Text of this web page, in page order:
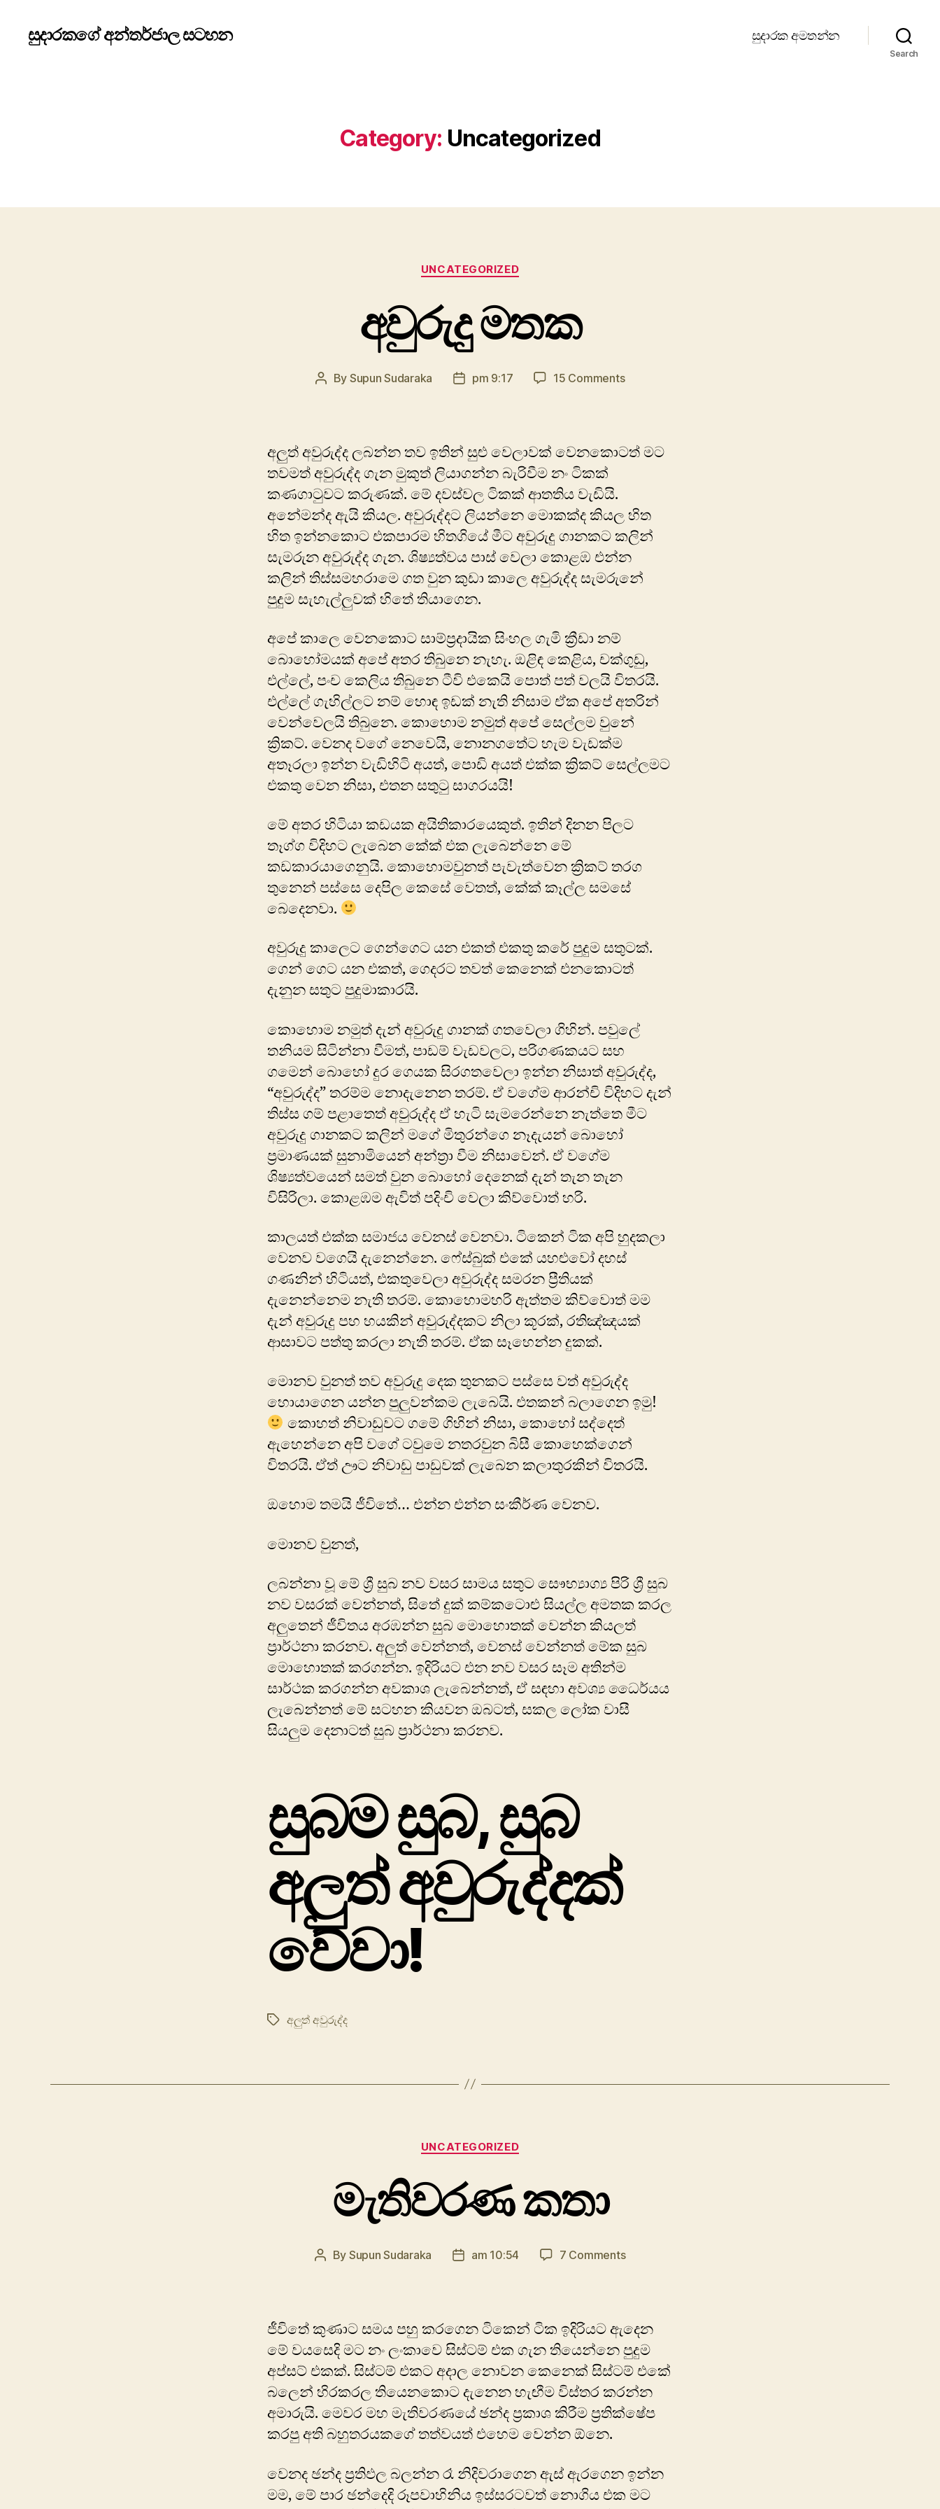
සුදාරකගේ අන්තර්ජාල සටහන සුදාරක අමතන්න
Search
Category: Uncategorized
Categories
UNCATEGORIZED
අවුරුදු මතක
Post
By Supun Sudaraka
Postpm 9:17 15 Commentson
අලුත් අවුරුද්ද ලබන්න තව ඉතින් සුළු වෙලාවක් වෙනකොටත් මට
තවමත් ‍අවුරුද්ද ගැන මුකුත් ලියාගන්න බැරිවීම නං ටිකක්
කණගාටුවට කරුණක්. මේ දවස්වල ටිකක් ආතතිය වැඩියි.
අනේමන්ද ඇයි කියල. අවුරුද්දට ලියන්නෙ මොකක්ද කියල හිත
හිත ඉන්නකොට එකපාරම හිතගියේ මීට අවුරුදු ගානකට කලින්
සැමරුන අවුරුද්ද ගැන. ශිෂ්‍යත්වය පාස් වෙලා කොළඹ එන්න
කලින් තිස්සමහරා‍මෙ ගත වුන කුඩා කාලෙ අවුරුද්ද සැම‍රුනේ
පුදුම සැහැල්ලුවක් හිතේ තියාගෙන.
අපේ කාලෙ වෙනකොට සාම්ප්‍රදායික සිංහල ගැමි ක්‍රීඩා නම්
බො‍හෝමයක් අපේ අතර තිබුනෙ නැහැ. ඔළිඳ කෙළිය, චක්ගුඩු,
එල්ලේ, පංච කෙලිය තිබුනෙ ටීවි එකෙයි පොත් පත් වලයි විතරයි.
එල්ලේ ගැහිල්ලට නම් හොඳ ඉඩක් නැති නිසාම ඒක අපේ අතරින්
වෙන්වෙලයි තිබුනෙ. කොහොම නමුත් අපේ සෙල්ලම වුනේ
ක්‍රිකට්. වෙනද ‍වගේ නෙවෙයි, නොනගතේට හැම වැඩක්ම
අතෑරලා ඉන්න වැඩිහිටි අයත්, පොඩි අයත් එක්ක ක්‍රිකට් සෙල්ලමට
එකතු වෙන නිසා, එතන සතුටු සාගරයයි!
මේ අතර හිටියා කඩයක අයිතිකාරයෙකුත්. ඉතින් දිනන පිලට
තෑග්ග විදිහට ලැබෙන කේක් එක ලැබෙන්නෙ මේ
කඩකාරයාගෙනුයි. කොහොමවුනත් පැවැත්වෙන ක්‍රිකට් තරග
තුනෙන් පස්සෙ දෙපිල කෙසේ වෙතත්, කේක් කෑල්ල සමසේ
බෙදෙනවා.
අවුරුදු කාලෙට ගෙන්ගෙට යන එකත් එකතු කරේ පුදුම සතුටක්.
ගෙන් ගෙට යන එකත්, ගෙදරට තවත් කෙනෙක් එනකොටත්
දැනුන සතුට පුදුමාකාරයි.
කො‍හොම නමුත් දැන් අවුරුදු ගානක් ගතවෙලා ගිහින්. පවුලේ
තනියම සිටින්නා වීමත්, පාඩම් වැඩවලට, පරිගණකයට සහ
ගමෙන් බොහෝ දුර ගෙයක සිරගතවෙලා ඉන්න නිසාත් අවුරුද්ද,
“අවුරුද්ද” තරම්ම නොදැනෙන තරම්. ඒ වගේම ආරන්චි විදිහට දැන්
තිස්ස ගම් පළාතෙත් අවුරුද්ද ඒ හැටි සැමරෙන්නෙ නැත්තෙ මීට
අවුරුදු ගානකට කලින් මගේ මිතු‍රන්ගෙ නෑදැයන් බොහෝ
ප්‍රමාණයක් සුනාමියෙන් අන්ත්‍රා වීම නිසාවෙන්. ඒ වගේම
ශිෂ්‍යත්වයෙන් සමත් වුන බොහෝ දෙනෙක් දැන් තැන තැන
විසිරිලා. කොළඹම ඇවිත් පදිංචි වෙලා කිව්වොත් හරි.
කාලයත් එක්ක සමාජය වෙනස් වෙනවා. ටිකෙන් ටික අපි හුදකලා
වෙනව වගෙයි දැනෙන්නෙ. ෆේස්බුක් එකේ යහ‍ළුවෝ දහස්
ගණනින් හිටියත්, එකතුවෙලා අවුරුද්ද සමරන ප්‍රීතියක්
දැනෙන්නෙම නැති තරම්. කොහොමහරි ඇත්තම කිව්වොත් මම
දැන් අවුරුදු පහ හයකින් අවුරුද්දකට නිලා කූරක්, රතිඤ්ඤයක්
ආසාවට පත්තු කරලා නැති තරම්. ඒක සෑහෙන්න දුකක්.
මොනව වුනත් තව අවුරුදු දෙක තුනකට පස්සෙ වත් අවුරුද්ද
හොයාගෙන යන්න පුලුවන්කම ලැබෙයි. එතකන් බලාගෙන ඉමු!
කොහත් නිවාඩුවට ගමේ ගිහින් නිසා, කොහෝ සද්දෙත්
ඇහෙන්නෙ අපි වගේ ටවුමෙ නතරවුන බිසී කොහෙක්ගෙන්
විතරයි. ඒත් ඌට නිවාඩු පාඩුවක් ලැබෙන කලාතුරකින් විතරයි.
ඔහොම තමයි ජීවිතේ… එන්න එන්න සංකීර්ණ වෙනව.
මොනව වුනත්,
ලබන්නා වූ මේ ශ්‍රී සුබ නව වසර සාමය සතුට සෞභ්‍යාග්‍ය පිරි ශ්‍රී සුබ
නව වසරක් වෙන්නත්, සිතේ දුක් කම්කටොළු සියල්ල අමතක කරල
අලුතෙන් ජීවිතය අරඹන්න සුබ මොහොතක් වෙන්න කියලත්
ප්‍රාර්ථනා කරනව. අලුත් වෙන්නත්, වෙනස් වෙන්නත් මේක සුබ
‍මොහොතක් කරගන්න. ඉදිරියට එන නව වසර සෑම අතින්ම
සාර්ථක කරගන්න අවකාශ ලැබෙන්නත්, ඒ සඳහා අවශ්‍ය ධෛර්යය
ලැබෙන්නත් මේ සටහන කියවන ඔබටත්, සකල ලෝක වාසී
සියලුම දෙනාටත් සුබ ප්‍රාර්ථනා කරනව.
සුබම සුබ, සුබ
අලුත් අවුරුද්දක්
වේවා!
Tagsඅලුත් අවුරුද්ද
Categories
UNCATEGORIZED
මැතිවරණ කතා
Post
By Supun Sudaraka
Postam 10:54 7 Commentson
ජීවිතේ කුණාට සමය පහු කරගෙන ටිකෙන් ටි‍ක ඉදිරියට ඇදෙන
මේ වයසෙදි මට නං ලංකාවෙ සිස්ටම් එක ගැන තියෙන්නෙ පුදුම
අප්සට් එකක්. සිස්ටම් එකට අදාල නොවන‍ කෙනෙක් සිස්ටම් එකේ
බලෙන් හිරකරල තියෙනකොට දැනෙන හැඟීම විස්තර කරන්න
අමාරුයි. මෙවර මහ මැතිවරණයේ ඡන්ද ප්‍රකාශ කිරීම ප්‍රතික්ෂේප
කරපු අති බහුතරයකගේ තත්වයත් එහෙම වෙන්න ඕනෙ.
වෙනද ඡන්ද ප්‍රතිඵල බලන්න රෑ නිදිවරාගෙන ඇස් ඇරගෙන ඉන්න
මම, මේ පාර ඡන්දෙදි රූපවාහිනිය ඉස්සරටවත් නොගිය එක මට